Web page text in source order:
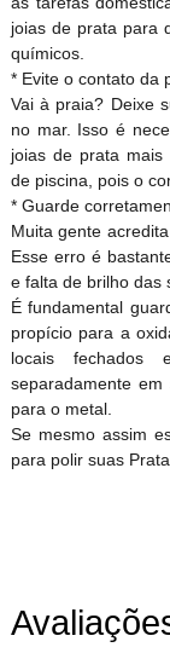
joias de prata para
químicos.
* Evite o contato da
Vai à praia? Deixe
no mar. Isso é
joias de prata mais
de piscina, pois o
* Guarde
Muita gente
Esse erro é
e falta de brilho das
É fundamental
propício para a
locais fechados
separadamente
para o metal.
Se mesmo assim
para polir suas